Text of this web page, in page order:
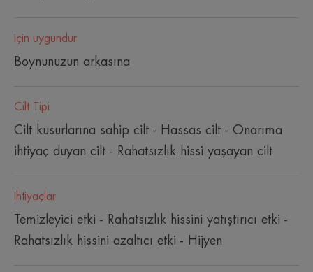
Için uygundur
Boynunuzun arkasına
Cilt Tipi
Cilt kusurlarına sahip cilt - Hassas cilt - Onarıma
ihtiyaç duyan cilt - Rahatsızlık hissi yaşayan cilt
İhtiyaçlar
Temizleyici etki - Rahatsızlık hissini yatıştırıcı etki -
Rahatsızlık hissini azaltıcı etki - Hijyen